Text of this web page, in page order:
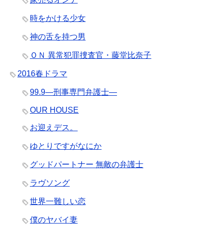
時をかける少女
神の舌を持つ男
ＯＮ 異常犯罪捜査官・藤堂比奈子
2016春ドラマ
99.9―刑事専門弁護士―
OUR HOUSE
お迎えデス。
ゆとりですがなにか
グッドパートナー 無敵の弁護士
ラヴソング
世界一難しい恋
僕のヤバイ妻